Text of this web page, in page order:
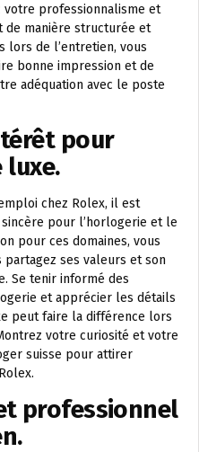
votre professionnalisme et
de manière structurée et
lors de l’entretien, vous
bonne impression et de
adéquation avec le poste
pour
luxe.
chez Rolex, il est
pour l’horlogerie et le
pour ces domaines, vous
partagez ses valeurs et son
Se tenir informé des
et apprécier les détails
peut faire la différence lors
votre curiosité et votre
suisse pour attirer
professionnel